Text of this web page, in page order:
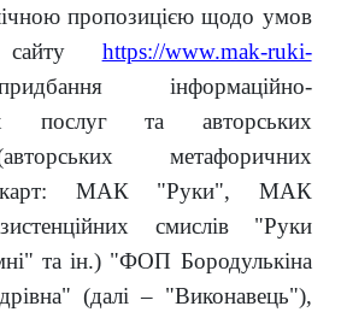
пропозицією щодо умов
сайту https://www.mak-ruki-
інформаційно-
послуг та авторських
авторських метафоричних
карт: МАК "Руки", МАК
смислів "Руки
та ін.) "ФОП Бородулькіна
(далі – "Виконавець"),